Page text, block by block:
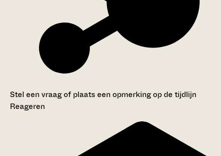
Stel een vraag of plaats een opmerking op de tijdlijn
Reageren